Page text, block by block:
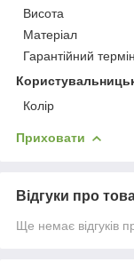
Висота
Матеріал
Гарантійний термін
Колір
Приховати
Відгуки про
Ще немає відгуків